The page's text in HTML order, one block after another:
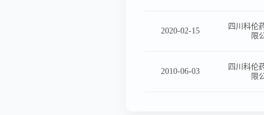
2020-02-15
四川科伦
限
2010-06-03
四川科伦
限